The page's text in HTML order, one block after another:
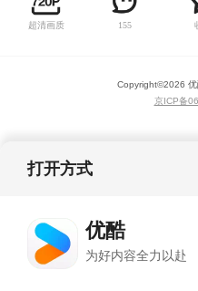
《梦比优斯
DVD同样
超清画质 155
Copyright©2026
京ICP备
打开方式
优酷
为好内容全力以赴